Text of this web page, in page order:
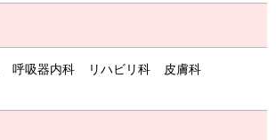
呼吸器内科 リハビリ科
皮膚科